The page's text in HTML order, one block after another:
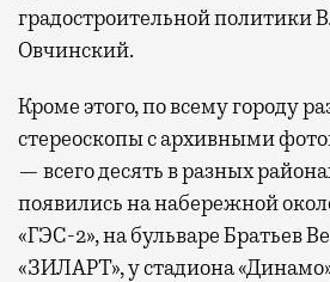
градостроительной политики
Овчинский.
Кроме этого, по всему городу
стереоскопы с архивными
— всего десять в разных
появились на набережной
«ГЭС-2», на бульваре Братьев
«ЗИЛАРТ», у стадиона